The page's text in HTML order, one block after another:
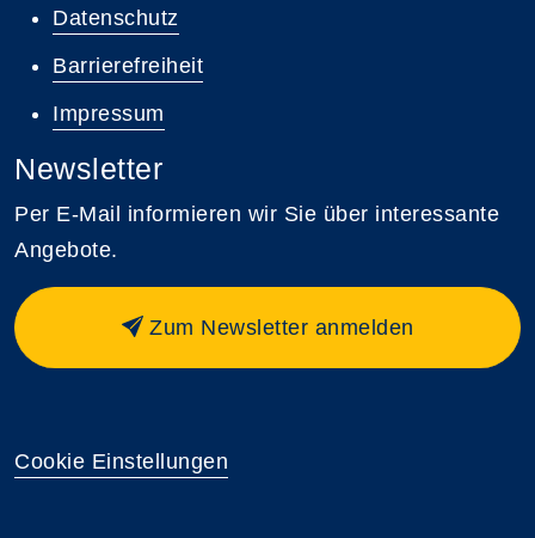
Datenschutz
Barrierefreiheit
Impressum
Newsletter
Per E-Mail informieren wir Sie über interessante
Angebote.
Zum Newsletter anmelden
Cookie Einstellungen